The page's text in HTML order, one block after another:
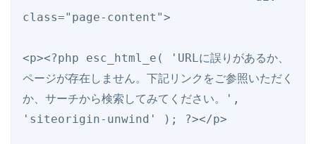
class="page-content">
<p><?php esc_html_e( 'URLに誤りがあるか、
ページが存在しません。下記リンクをご参照いただく
か、サーチから検索してみてください。',
'siteorigin-unwind' ); ?></p>